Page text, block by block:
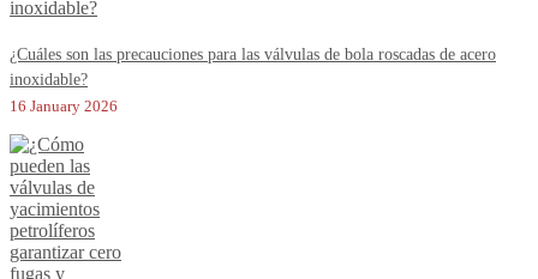
¿Cuáles son las precauciones para las válvulas de bola roscadas de acero
inoxidable?
16 January 2026